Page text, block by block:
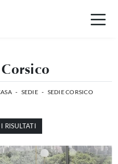
- SEDIE - SEDIE CORSICO
RISULTATI